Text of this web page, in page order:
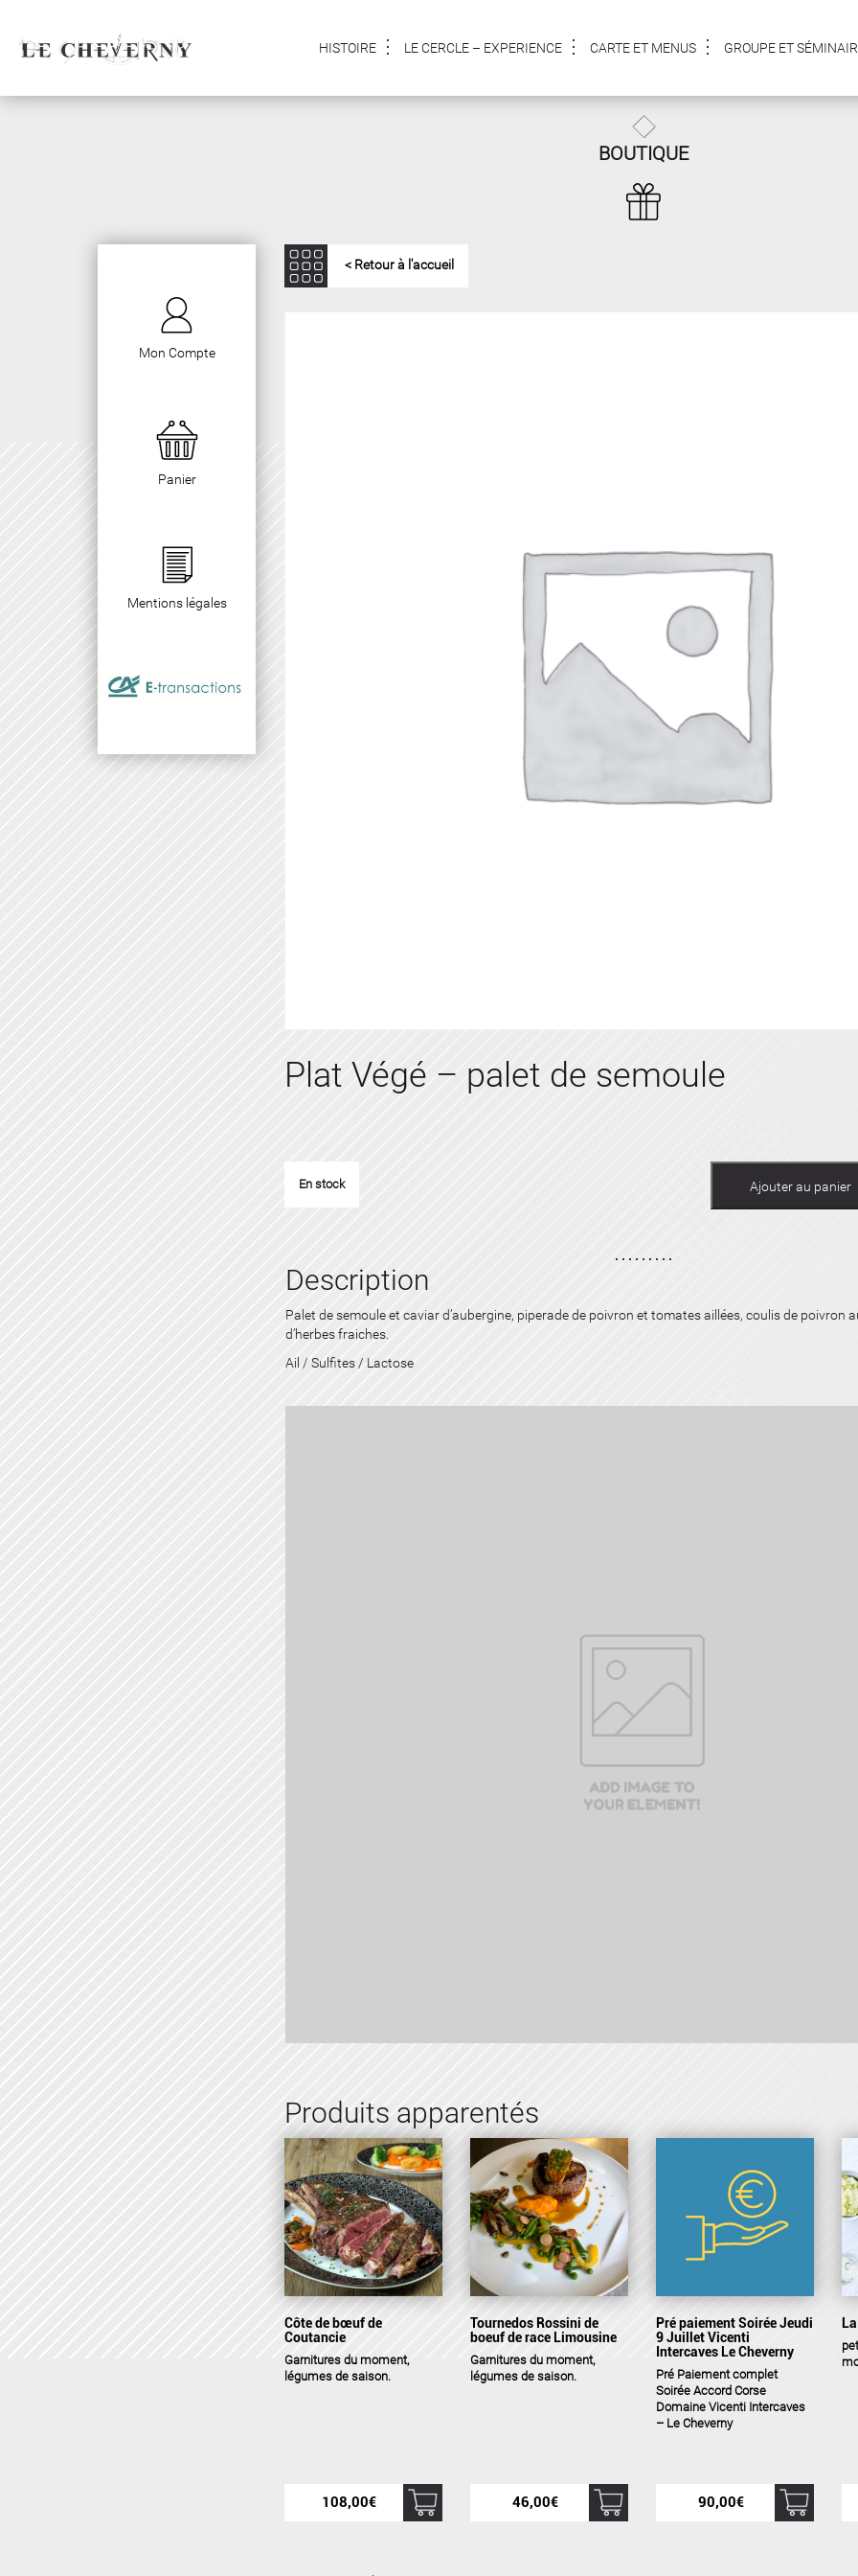
HISTOIRE LE CERCLE – EXPERIENCE CARTE ET MENUS GROUPE ET
BOUTIQUE
Mon Compte
Panier
Mentions légales
< Retour à l'accueil
Plat Végé – palet de semoule
En stock Ajouter au panier
Description
Palet de semoule et caviar d’aubergine, piperade de poivron et tomates aillées, coulis de poivron
d’herbes fraiches.
Ail / Sulfites / Lactose
Produits apparentés
Côte de bœuf de
Coutancie
Garnitures du moment,
légumes de saison.
108,00€
Tournedos Rossini de
boeuf de race Limousine
Garnituresdu moment,
légumes de saison.
46,00€
Pré paiement Soirée Jeudi
9 Juillet Vicenti
Intercaves Le Cheverny
Pré Paiement complet
Soirée Accord Corse
Domaine Vicenti Intercaves
– Le Cheverny
90,00€